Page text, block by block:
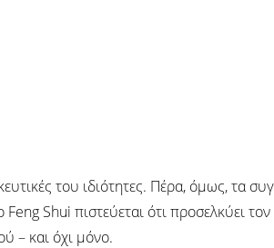
του ιδιότητες. Πέρα, όμως, τα
Shui πιστεύεται ότι προσελκύει
– και όχι μόνο.